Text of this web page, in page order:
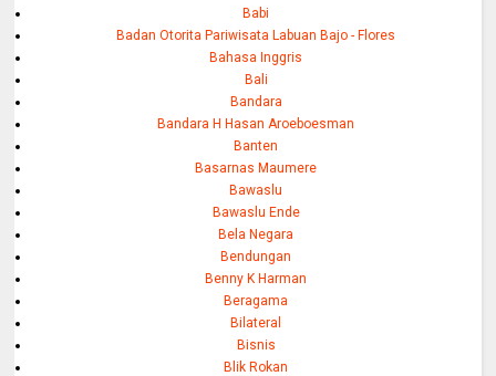
Babi
Badan Otorita Pariwisata Labuan Bajo - Flores
Bahasa Inggris
Bali
Bandara
Bandara H Hasan Aroeboesman
Banten
Basarnas Maumere
Bawaslu
Bawaslu Ende
Bela Negara
Bendungan
Benny K Harman
Beragama
Bilateral
Bisnis
Blik Rokan